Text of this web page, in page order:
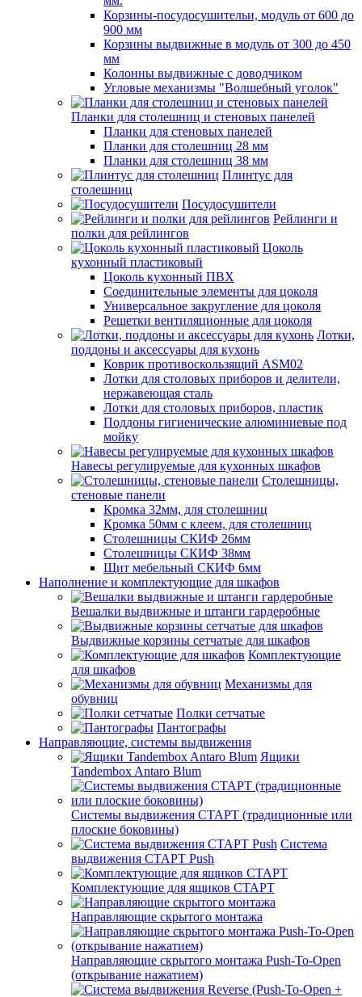
Корзины-посудосушительи, модуль от 600 до
900 мм
Корзины выдвижные в модуль от 300 до 450
мм
Колонны выдвижные с доводчиком
Угловые механизмы "Волшебный уголок"
Планки для столешниц и стеновых панелей
Планки для стеновых панелей
Планки для столешниц 28 мм
Планки для столешниц 38 мм
Плинтус для
столешниц
Посудосушители
Рейлинги и
полки для рейлингов
Цоколь
кухонный пластиковый
Цоколь кухонный ПВХ
Соединительные элементы для цоколя
Универсальное закругление для цоколя
Решетки вентиляционные для цоколя
Лотки,
поддоны и аксессуары для кухонь
Коврик противоскользящий ASM02
Лотки для столовых приборов и делители,
нержавеющая сталь
Лотки для столовых приборов, пластик
Поддоны гигиенические алюминиевые под
мойку
Навесы регулируемые для кухонных шкафов
Столешницы,
стеновые панели
Кромка 32мм, для столешниц
Кромка 50мм с клеем, для столешниц
Столешницы СКИФ 26мм
Столешницы СКИФ 38мм
Щит мебельный СКИФ 6мм
Наполнение и комплектующие для шкафов
Вешалки выдвижные и штанги гардеробные
Выдвижные корзины сетчатые для шкафов
Комплектующие
для шкафов
Механизмы для
обувниц
Полки сетчатые
Пантографы
Направляющие, системы выдвижения
Ящики
Tandembox Antaro Blum
Системы выдвижения СТАРТ (традиционные или
плоские боковины)
Система
выдвижения СТАРТ Push
Комплектующие для ящиков СТАРТ
Направляющие скрытого монтажа
Направляющие скрытого монтажа Push-To-Open
(открывание нажатием)